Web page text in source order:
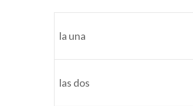
la una
las dos